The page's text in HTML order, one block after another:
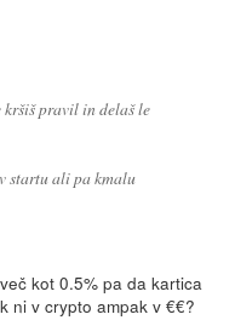
kršiš pravil in delaš le
startu ali pa kmalu
kot 0.5% pa da kartica
ni v crypto ampak v €€?